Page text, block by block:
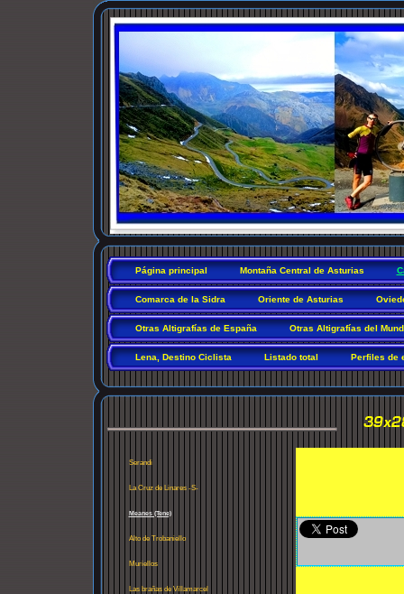
Página principal Montaña Central de Asturias
Comarca de la Sidra Oriente de Asturias
Otras Altigrafías de España Otras Altigrafías del
Lena, Destino Ciclista Listado total Perfiles de
Serandi
La Cruz de Linares -S-
Meanes (Tene)
Alto de Trobaniello
Muriellos
Las brañas de Villamarcel